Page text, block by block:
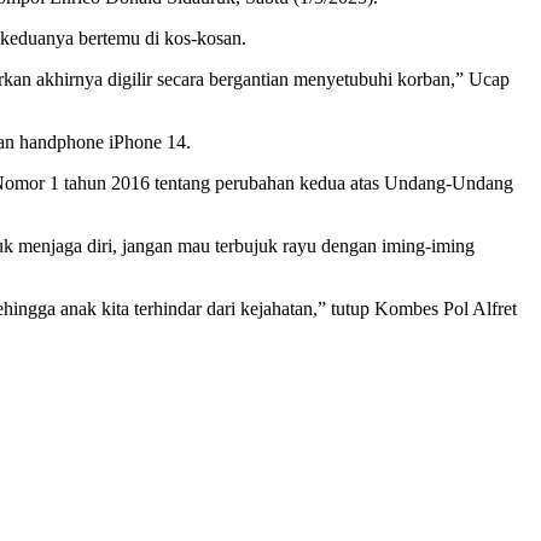
bertemu di kos-kosan.
akhirnya digilir secara bergantian menyetubuhi korban,” Ucap
handphone iPhone 14.
1 tahun 2016 tentang perubahan kedua atas Undang-Undang
menjaga diri, jangan mau terbujuk rayu dengan iming-iming
anak kita terhindar dari kejahatan,” tutup Kombes Pol Alfret